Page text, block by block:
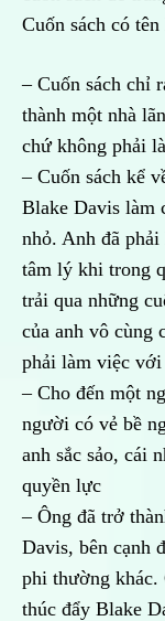
Cuốn sách có
– Cuốn sách chỉ
thành một nhà
chứ không phải
– Cuốn sách kể
Blake Davis làm
nhỏ. Anh đã
tâm lý khi trong
trải qua những
của anh vô cùng
phải làm việc với
– Cho đến một
người có vẻ bề
anh sắc sảo, cái
quyền lực
– Ông đã trở
Davis, bên cạnh
phi thường khác.
thúc đẩy Blake